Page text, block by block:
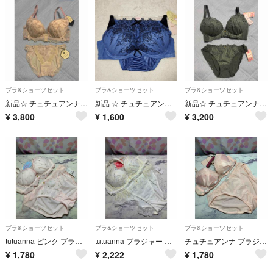
ブラ&ショーツセット
新品☆ チュチュアンナプレミアムラインのチュール刺繍ブラジャー＆ショーツのセット
¥ 3,800
ブラ&ショーツセット
新品 ☆ チュチュアンナ E75 幾何学 谷間タイプ 寄せ上げ ブラ＆ショーツ
¥ 1,600
ブラ&ショーツセット
新品☆ チュチュアンナの美乳マジックノンワイヤーブラジャー＆ショーツのセット
¥ 3,200
ブラ&ショーツセット
tutuanna ピンク ブラジャー ショーツ セット C65
¥ 1,780
ブラ&ショーツセット
tutuanna ブラジャー ショーツ セット B75
¥ 2,222
ブラ&ショーツセット
チュチュアンナ ブラジャー ショーツ セット C70
¥ 1,780